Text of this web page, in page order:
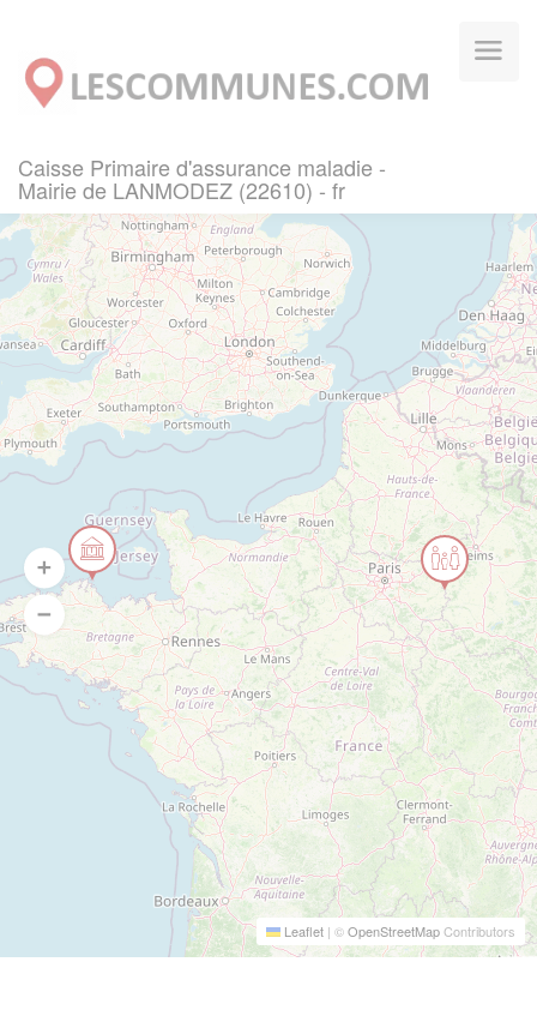
Caisse Primaire d'assurance maladie -
Mairie de LANMODEZ (22610) - fr
Leaflet | ©OpenStreetMapContributors